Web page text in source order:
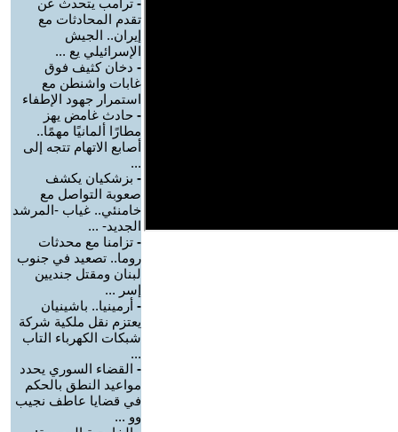
- ترامب يتحدث عن
تقدم المحادثات مع
إيران.. الجيش
الإسرائيلي يع ...
- دخان كثيف فوق
غابات واشنطن مع
استمرار جهود الإطفاء
- حادث غامض يهز
مطارًا ألمانيًا مهمًا..
أصابع الاتهام تتجه إلى
...
- بزشكيان يكشف
صعوبة التواصل مع
خامنئي.. غياب -المرشد
الجديد- ...
- تزامنا مع محدثات
روما.. تصعيد في جنوب
لبنان ومقتل جنديين
إسر ...
- أرمينيا.. باشينيان
يعتزم نقل ملكية شركة
شبكات الكهرباء التاب
...
- القضاء السوري يحدد
مواعيد النطق بالحكم
في قضايا عاطف نجيب
وو ...